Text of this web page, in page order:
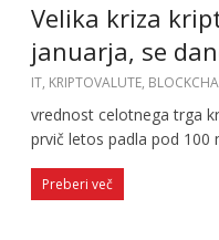
Velika kriza
januarja, se
IT, KRIPTOVALUTE,
vrednost celotnega trga
prvič letos padla pod 100
Preberi več